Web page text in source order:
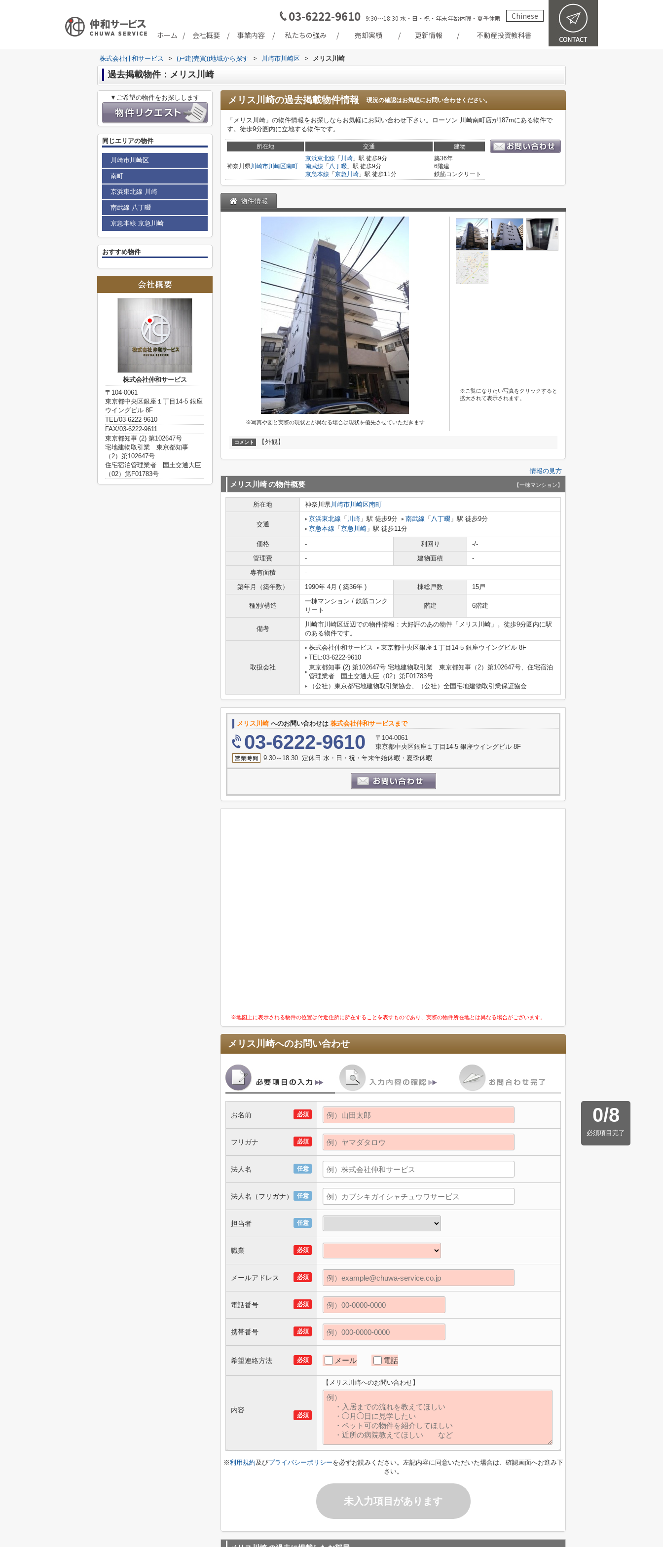
03-6222-9610 9:30～18:30 水・日・祝・年末年始休暇・夏季休暇
Chinese
ホーム
会社概要 事業内容 私たちの強み 売却実績 更新情報 不動産投資教科書
株式会社仲和サービス > (戸建(売買))地域から探す > 川崎市川崎区 > メリス川崎
過去掲載物件：メリス川崎
メリス川崎の過去掲載物件情報 現況の確認はお気軽にお問い合わせください。
「メリス川崎」の物件情報をお探しならお気軽にお問い合わせ下さい。ローソン 川崎南町店が187mにある物件で
す。徒歩9分圏内に立地する物件です。
所在地 交通 建物
神奈川県川崎市川崎区南町
京浜東北線 「 川崎 」駅 徒歩9分
南武線 「 八丁畷 」駅 徒歩9分
京急本線 「 京急川崎 」駅 徒歩11分
築36年
6階建
鉄筋コンクリート
物件情報
※写真や図と実際の現状とが異なる場合は現状を優先させていただきます
※ご覧になりたい写真をクリックすると
拡大されて表示されます。
コメント 【外観】
情報の見方
メリス川崎の物件概要 【一棟マンション】
所在地 神奈川県川崎市川崎区南町
交通
京浜東北線 「 川崎 」駅 徒歩9分 南武線 「 八丁畷 」駅 徒歩9分
京急本線 「 京急川崎 」駅 徒歩11分
価格 - 利回り
-/-
管理費
- 建物面積
-
専有面積
-
築年月（築年数）
1990年 4月 ( 築36年 ) 棟総戸数 15戸
種別/構造
一棟マンション / 鉄筋コンク
リート
階建 6階建
備考
川崎市川崎区近辺での物件情報：大好評のあの物件「メリス川崎」。徒歩9分圏内に駅
のある物件です。
取扱会社
株式会社仲和サービス
東京都中央区銀座１丁目14-5 銀座ウイングビル 8F
TEL:03-6222-9610
東京都知事 (2) 第102647号 宅地建物取引業 東京都知事（2）第102647号、住宅宿泊
管理業者 国土交通大臣（02）第F01783号
（公社）東京都宅地建物取引業協会、（公社）全国宅地建物取引業保証協会
メリス川崎へのお問い合わせは 株式会社仲和サービスまで
03-6222-9610
〒104-0061
東京都中央区銀座１丁目14-5 銀座ウイングビル 8F
9:30～18:30 定休日:水・日・祝・年末年始休暇・夏季休暇
※地図上に表示される物件の位置は付近住所に所在することを表すものであり、実際の物件所在地とは異なる場合がございます。
メリス川崎へのお問い合わせ
0/8
必須項目完了
必須
お名前
必須
フリガナ
任意
法人名
任意
法人名（フリガナ）
任意
担当者
必須
職業
必須
メールアドレス
必須
電話番号
必須
携帯番号
必須
希望連絡方法 メール 電話
必須
内容
【メリス川崎へのお問い合わせ】
※利用規約及びプライバシーポリシーを必ずお読みください。左記内容に同意いただいた場合は、確認画面へお進み下
さい。
未入力項目があります
▼ご希望の物件をお探しします
同じエリアの物件
川崎市川崎区
南町
京浜東北線 川崎
南武線 八丁畷
京急本線 京急川崎
おすすめ物件
株式会社仲和サービス
〒104-0061
東京都中央区銀座１丁目14-5 銀座
ウイングビル 8F
TEL/03-6222-9610
FAX/03-6222-9611
東京都知事 (2) 第102647号
宅地建物取引業 東京都知事
（2）第102647号
住宅宿泊管理業者 国土交通大臣
（02）第F01783号